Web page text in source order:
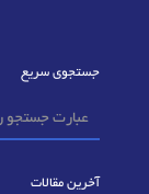
جستجوی سریع
آخرین مقالات